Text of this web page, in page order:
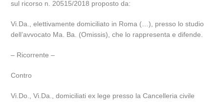
sul ricorso n. 20515/2018 proposto da:
Vi.Da., elettivamente domiciliato in Roma (…), presso lo studio
dell’avvocato Ma. Ba. (Omissis), che lo rappresenta e difende.
– Ricorrente –
Contro
Vi.Do., Vi.Da., domiciliati ex lege presso la Cancelleria civile